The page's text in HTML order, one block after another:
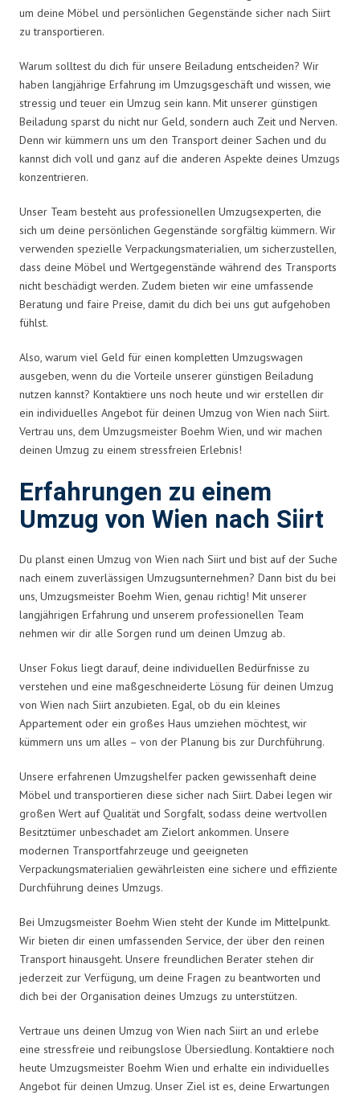
um deine Möbel und persönlichen Gegenstände sicher nach Siirt
zu transportieren.
Warum solltest du dich für unsere Beiladung entscheiden? Wir
haben langjährige Erfahrung im Umzugsgeschäft und wissen, wie
stressig und teuer ein Umzug sein kann. Mit unserer günstigen
Beiladung sparst du nicht nur Geld, sondern auch Zeit und Nerven.
Denn wir kümmern uns um den Transport deiner Sachen und du
kannst dich voll und ganz auf die anderen Aspekte deines Umzugs
konzentrieren.
Unser Team besteht aus professionellen Umzugsexperten, die
sich um deine persönlichen Gegenstände sorgfältig kümmern. Wir
verwenden spezielle Verpackungsmaterialien, um sicherzustellen,
dass deine Möbel und Wertgegenstände während des Transports
nicht beschädigt werden. Zudem bieten wir eine umfassende
Beratung und faire Preise, damit du dich bei uns gut aufgehoben
fühlst.
Also, warum viel Geld für einen kompletten Umzugswagen
ausgeben, wenn du die Vorteile unserer günstigen Beiladung
nutzen kannst? Kontaktiere uns noch heute und wir erstellen dir
ein individuelles Angebot für deinen Umzug von Wien nach Siirt.
Vertrau uns, dem Umzugsmeister Boehm Wien, und wir machen
deinen Umzug zu einem stressfreien Erlebnis!
Erfahrungen zu einem
Umzug von Wien nach Siirt
Du planst einen Umzug von Wien nach Siirt und bist auf der Suche
nach einem zuverlässigen Umzugsunternehmen? Dann bist du bei
uns, Umzugsmeister Boehm Wien, genau richtig! Mit unserer
langjährigen Erfahrung und unserem professionellen Team
nehmen wir dir alle Sorgen rund um deinen Umzug ab.
Unser Fokus liegt darauf, deine individuellen Bedürfnisse zu
verstehen und eine maßgeschneiderte Lösung für deinen Umzug
von Wien nach Siirt anzubieten. Egal, ob du ein kleines
Appartement oder ein großes Haus umziehen möchtest, wir
kümmern uns um alles – von der Planung bis zur Durchführung.
Unsere erfahrenen Umzugshelfer packen gewissenhaft deine
Möbel und transportieren diese sicher nach Siirt. Dabei legen wir
großen Wert auf Qualität und Sorgfalt, sodass deine wertvollen
Besitztümer unbeschadet am Zielort ankommen. Unsere
modernen Transportfahrzeuge und geeigneten
Verpackungsmaterialien gewährleisten eine sichere und effiziente
Durchführung deines Umzugs.
Bei Umzugsmeister Boehm Wien steht der Kunde im Mittelpunkt.
Wir bieten dir einen umfassenden Service, der über den reinen
Transport hinausgeht. Unsere freundlichen Berater stehen dir
jederzeit zur Verfügung, um deine Fragen zu beantworten und
dich bei der Organisation deines Umzugs zu unterstützen.
Vertraue uns deinen Umzug von Wien nach Siirt an und erlebe
eine stressfreie und reibungslose Übersiedlung. Kontaktiere noch
heute Umzugsmeister Boehm Wien und erhalte ein individuelles
Angebot für deinen Umzug. Unser Ziel ist es, deine Erwartungen